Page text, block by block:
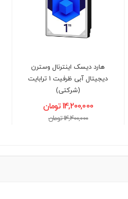
مانیتور 22 اینچ ال جی مدل
LG 22U401A-B
18,700,000 تومان
19,000,000 تومان